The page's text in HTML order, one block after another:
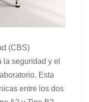
(CBS)
seguridad y el
Esta
entre los dos